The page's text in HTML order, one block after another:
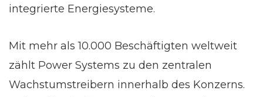
integrierte Energiesysteme.
Mit mehr als 10.000 Beschäftigten weltweit
zählt Power Systems zu den zentralen
Wachstumstreibern innerhalb des Konzerns.